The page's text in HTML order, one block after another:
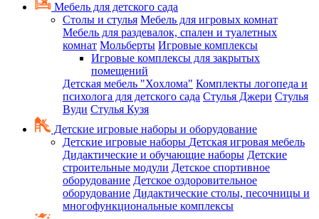
Мебель для детского сада
Столы и стулья Мебель для игровых комнат
Мебель для раздевалок, спален и туалетных
комнат Мольберты Игровые комплексы
Игровые комплексы для закрытых
помещений
Детская мебель "Хохлома" Комплекты логопеда и
психолога для детского сада Стулья Джери Стулья
Вуди Стулья Кузя
Детские игровые наборы и оборудование
Детские игровые наборы Детская игровая мебель
Дидактические и обучающие наборы Детские
строительные модули Детское спортивное
оборудование Детское оздоровительное
оборудование Дидактические столы, песочницы и
многофункциональные комплексы